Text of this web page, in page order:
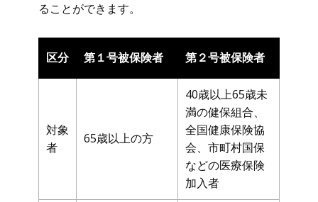
ることができます。
区分 第１号被保険者 第２号被保険者
対象
者
65歳以上の方
40歳以上65歳未
満の健保組合、
全国健康保険協
会、市町村国保
などの医療保険
加入者